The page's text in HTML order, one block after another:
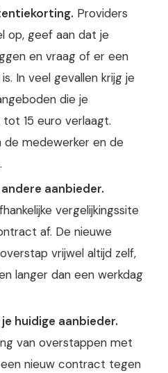
Providers
op, geef aan dat je
en vraag of er een
In veel gevallen krijg je
die je
15 euro verlaagt.
de medewerker en de
aanbieder.
vergelijkingssite
af. De nieuwe
vrijwel altijd zelf,
langer dan een werkdag
huidige aanbieder.
van overstappen met
een nieuw contract tegen